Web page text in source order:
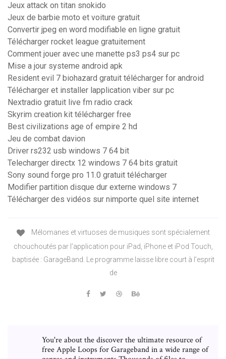
Jeux attack on titan snokido
Jeux de barbie moto et voiture gratuit
Convertir jpeg en word modifiable en ligne gratuit
Télécharger rocket league gratuitement
Comment jouer avec une manette ps3 ps4 sur pc
Mise a jour systeme android apk
Resident evil 7 biohazard gratuit télécharger for android
Télécharger et installer lapplication viber sur pc
Nextradio gratuit live fm radio crack
Skyrim creation kit télécharger free
Best civilizations age of empire 2 hd
Jeu de combat davion
Driver rs232 usb windows 7 64 bit
Telecharger directx 12 windows 7 64 bits gratuit
Sony sound forge pro 11.0 gratuit télécharger
Modifier partition disque dur externe windows 7
Télécharger des vidéos sur nimporte quel site internet
Mélomanes et virtuoses de musiques sont spécialement
chouchoutés par l’application pour iPad, iPhone et iPod Touch,
baptisée : GarageBand. Le programme laisse libre court à l’esprit
de
You're about the discover the ultimate resource of
free Apple Loops for Garageband in a wide range of